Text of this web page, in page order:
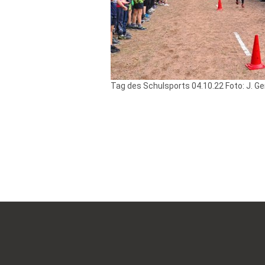
Tag des Schulsports 04.10.22 Foto: J.